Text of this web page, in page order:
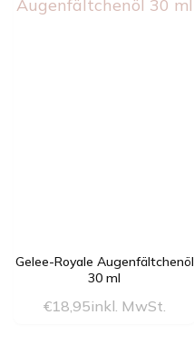
Gelee-Royale Augenfältchenöl
30 ml
€18,95inkl. MwSt.